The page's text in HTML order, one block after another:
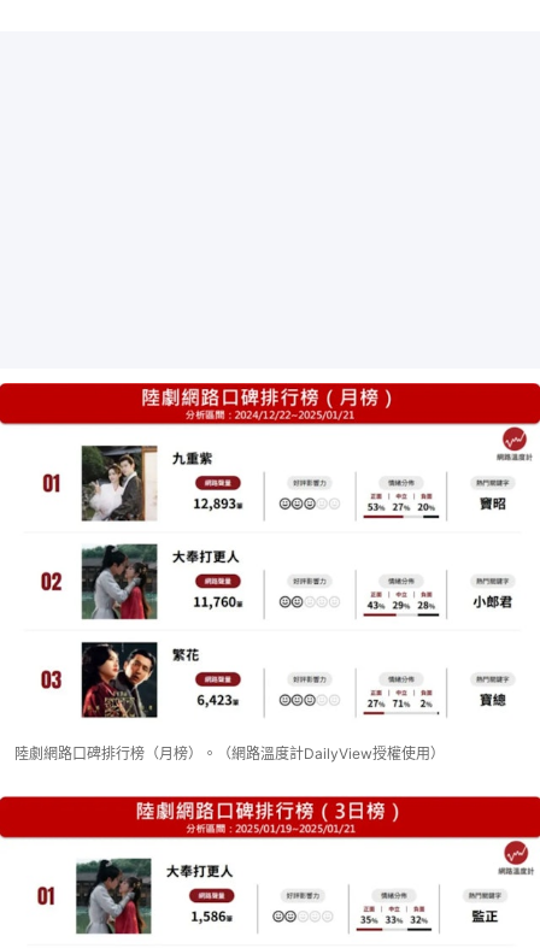
陸劇網路口碑排行榜（月榜）。（網路溫度計DailyView授權使用）